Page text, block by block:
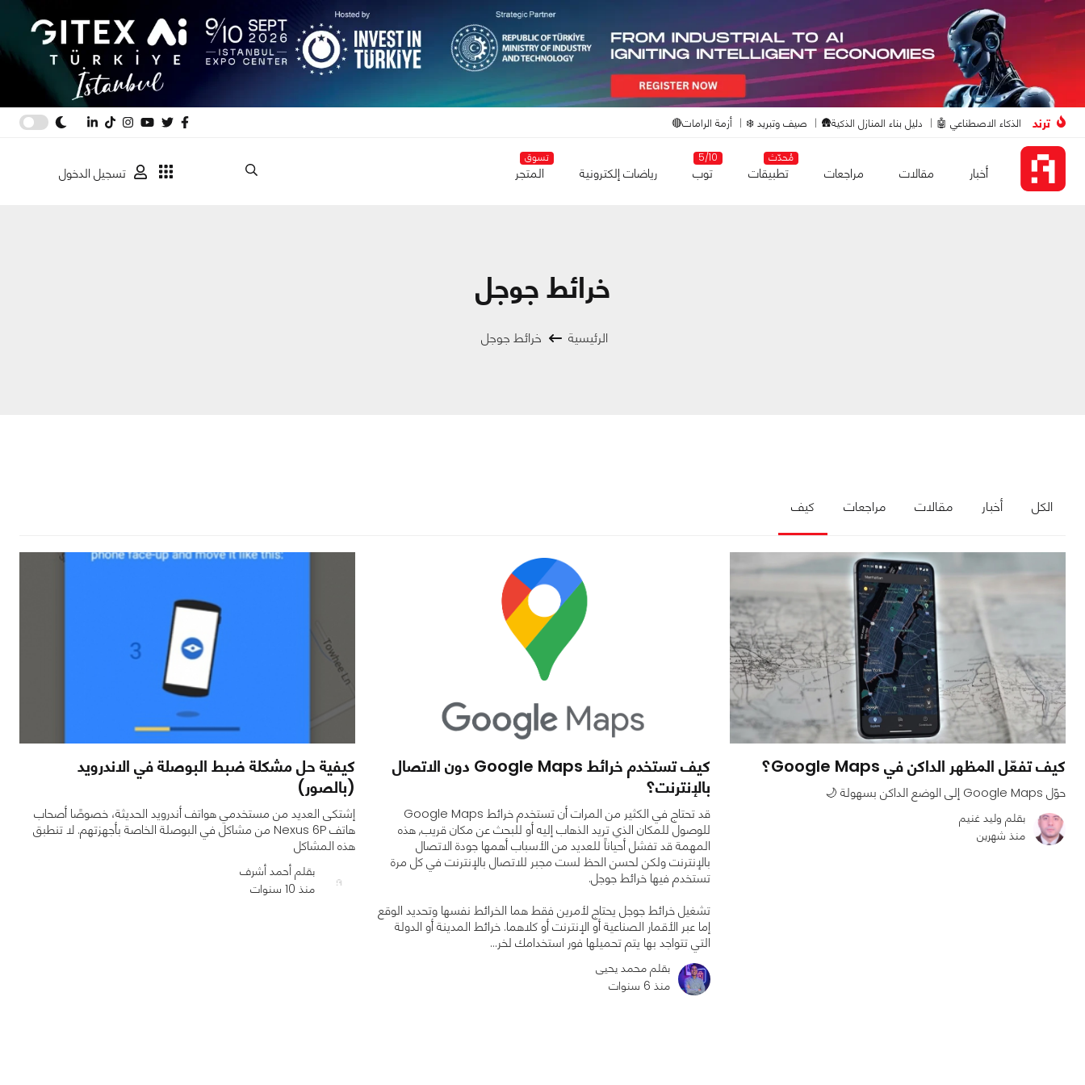
ترند الذكاء الاصطناعي 🤖 دليل بناء المنازل الذكية🛖 صيف وتبريد ❄️ أزمة الرامات🔴
أخبار مقالات مراجعات
مُحدّث
تطبيقات
5/10
توب رياضات إلكترونية
تسوق
المتجر تسجيل الدخول
خرائط جوجل
الرئيسية خرائط جوجل
الكل أخبار مقالات مراجعات كيف
كيف تفعّل المظهر الداكن في Google Maps؟
حوّل Google Maps إلى الوضع الداكن بسهولة 🌙
بقلم وليد غنيم
منذ شهرين
7492
0
0
كيف تستخدم خرائط Google Maps دون الاتصال
بالإنترنت؟
قد تحتاج في الكثير من المرات أن تستخدم خرائط Google Maps
للوصول للمكان الذي تريد الذهاب إليه أو للبحث عن مكان قريب, هذه
المهمة قد تفشل أحياناً للعديد من الأسباب أهمها جودة الاتصال
بالإنترنت ولكن لحسن الحظ لست مجبر للاتصال بالإنترنت في كل مرة
تستخدم فيها خرائط جوجل.
تشغيل خرائط جوجل يحتاج لأمرين فقط هما الخرائط نفسها وتحديد الوقع
إما عبر الأقمار الصناعية أو الإنترنت أو كلاهما. خرائط المدينة أو الدولة
التي تتواجد بها يتم تحميلها فور استخدامك لخر...
بقلم محمد يحيى
منذ 6 سنوات
كيفية حل مشكلة ضبط البوصلة في الاندرويد
(بالصور)
إشتكى العديد من مستخدمي هواتف أندرويد الحديثة، خصوصًا أصحاب
هاتف Nexus 6P من مشاكل في البوصلة الخاصة بأجهزتهم. لا تنطبق
هذه المشاكل
بقلم أحمد أشرف
منذ 10 سنوات